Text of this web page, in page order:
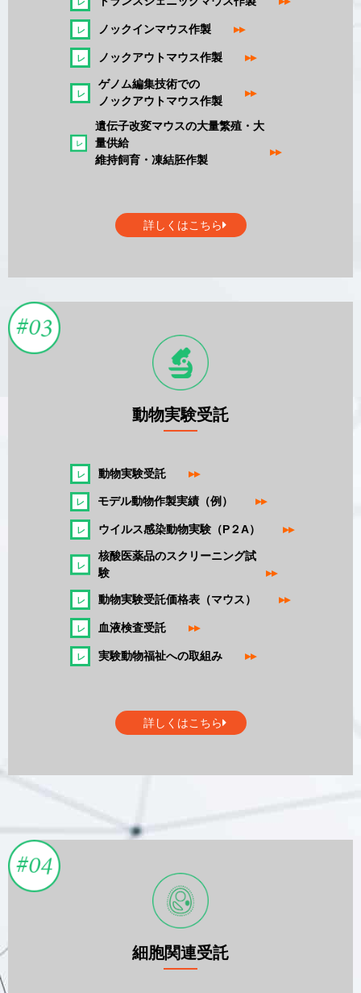
ノックインマウス作製▸▸
ノックアウトマウス作製▸▸
ゲノム編集技術での
ノックアウトマウス作製
▸▸
遺伝子改変マウスの大量繁殖・大
量供給
維持飼育・凍結胚作製
▸▸
詳しくはこちら
動物実験受託
動物実験受託▸▸
モデル動物作製実績（例） ▸▸
ウイルス感染動物実験（P２A） ▸▸
核酸医薬品のスクリーニング試
験
▸▸
動物実験受託価格表（マウス） ▸▸
血液検査受託▸▸
実験動物福祉への取組み▸▸
詳しくはこちら
細胞関連受託